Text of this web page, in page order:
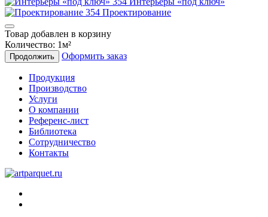
Проектирование
Товар добавлен в корзину
Количество: 1м²
Продолжить Оформить заказ
Продукция
Производство
Услуги
О компании
Референс-лист
Библиотека
Сотрудничество
Контакты